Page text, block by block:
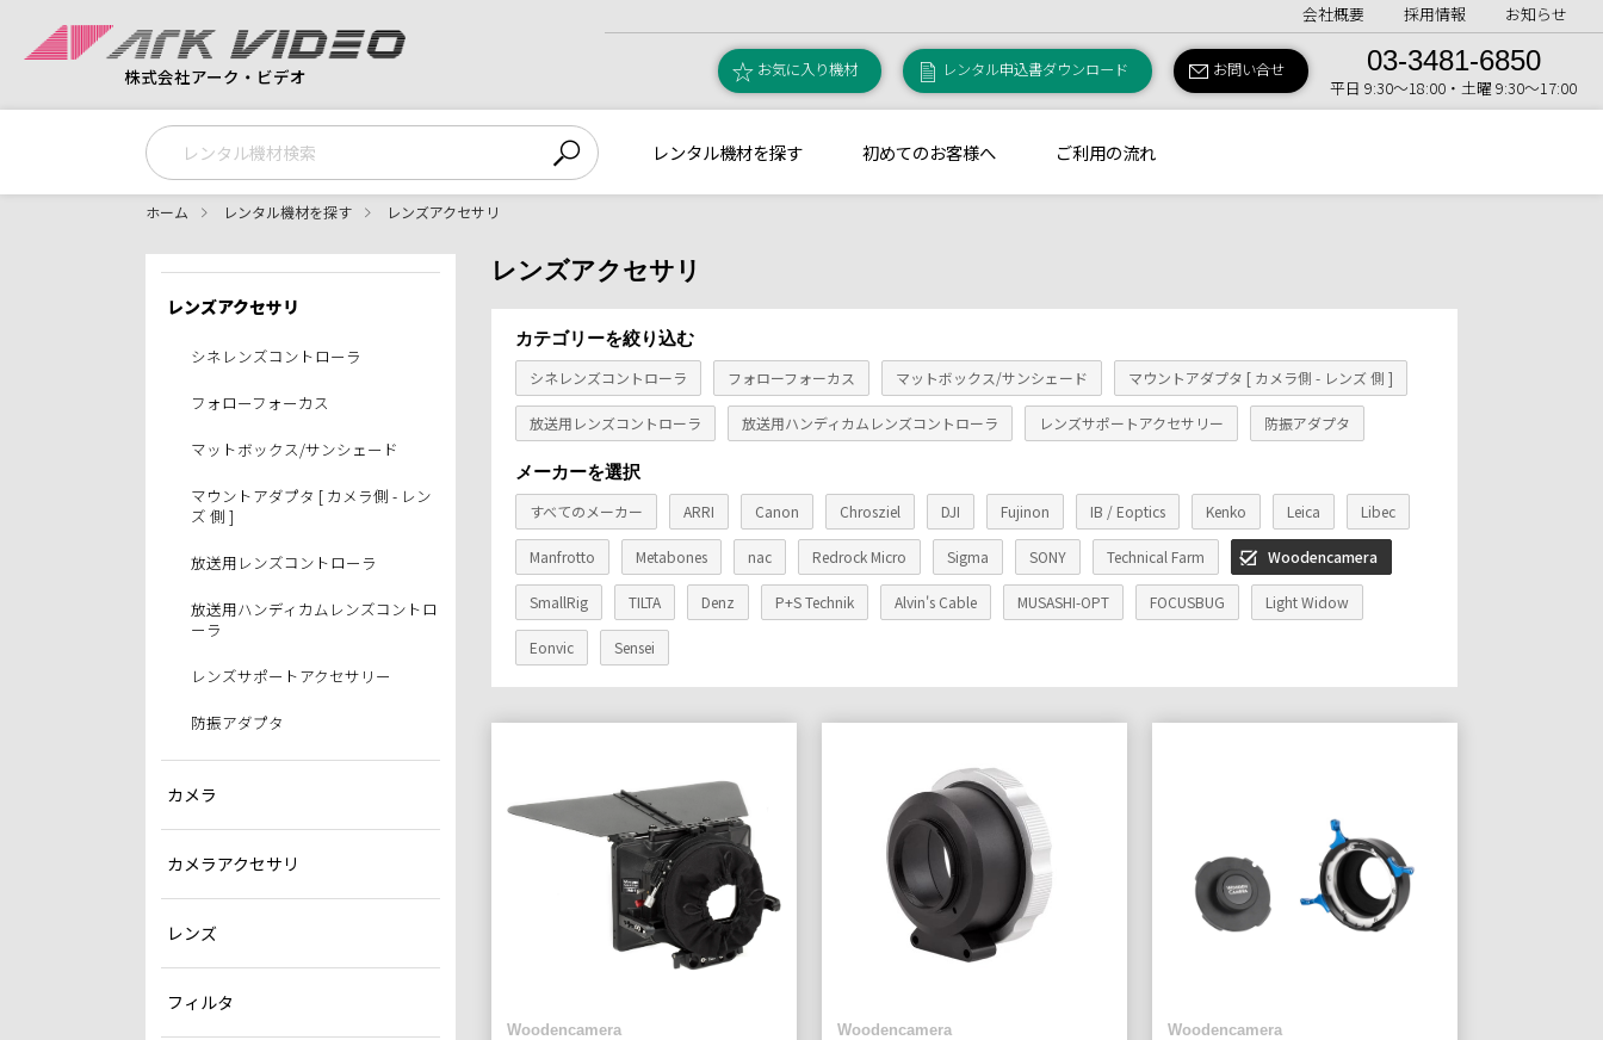
株式会社アーク・ビデオ
会社概要 採用情報 お知らせ
お気に入り機材 レンタル申込書ダウンロード お問い合せ 03-3481-6850
平日 9:30〜18:00・土曜 9:30〜17:00
レンタル機材を探す 初めてのお客様へ ご利用の流れ
ホーム レンタル機材を探す レンズアクセサリ
レンズアクセサリ
カテゴリーを絞り込む
シネレンズコントローラ
フォローフォーカス マットボックス/サンシェード マウントアダプタ [ カメラ側 - レンズ 側 ]
放送用レンズコントローラ 放送用ハンディカムレンズコントローラ レンズサポートアクセサリー 防振アダプタ
メーカーを選択
すべてのメーカー
ARRI Canon Chrosziel DJI Fujinon IB / Eoptics Kenko Leica Libec
Manfrotto Metabones nac Redrock Micro Sigma SONY Technical Farm Woodencamera
SmallRig TILTA Denz P+S Technik Alvin's Cable MUSASHI-OPT FOCUSBUG Light Widow
Eonvic Sensei
Woodencamera Woodencamera Woodencamera
レンズアクセサリ
シネレンズコントローラ
フォローフォーカス
マットボックス/サンシェード
マウントアダプタ [ カメラ側 - レン
ズ 側 ]
放送用レンズコントローラ
放送用ハンディカムレンズコントロ
ーラ
レンズサポートアクセサリー
防振アダプタ
カメラ
カメラアクセサリ
レンズ
フィルタ